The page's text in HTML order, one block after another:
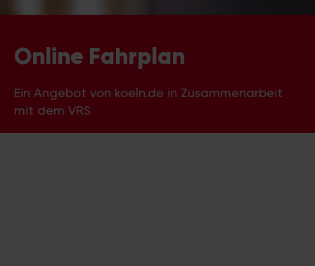
Online Fahrplan
Ein Angebot von koeln.de in Zusammenarbeit
mit dem VRS